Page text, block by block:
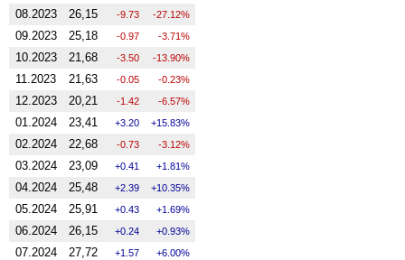
08.2023 26,15 -9.73 -27.12%
09.2023 25,18 -0.97 -3.71%
10.2023 21,68 -3.50 -13.90%
11.2023 21,63 -0.05 -0.23%
12.2023 20,21 -1.42 -6.57%
01.2024 23,41 3.20 15.83%
02.2024 22,68 -0.73 -3.12%
03.2024 23,09 0.41 1.81%
04.2024 25,48 2.39 10.35%
05.2024 25,91 0.43 1.69%
06.2024 26,15 0.24 0.93%
07.2024 27,72 1.57 6.00%